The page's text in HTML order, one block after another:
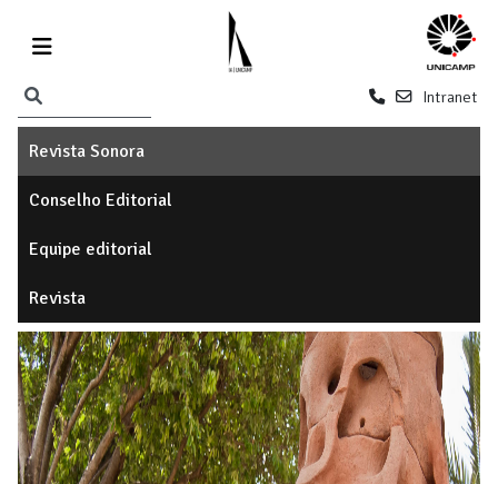
Intranet
Revista Sonora
Conselho Editorial
Equipe editorial
Revista